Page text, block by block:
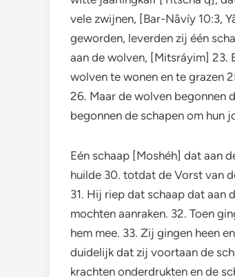
vele zwijnen, [Bar-Nâvíy 10:3,
geworden, leverden zij één
aan de wolven, [Mitsráyim] 23.
wolven te wonen en te grazen
26. Maar de wolven begonnen
begonnen de schapen om hun
Eén schaap [Moshéh] dat aan
huilde 30. totdat de Vorst van
31. Hij riep dat schaap dat aan
mochten aanraken. 32. Toen
hem mee. 33. Zij gingen heen
duidelijk dat zij voortaan de
krachten onderdrukten en de